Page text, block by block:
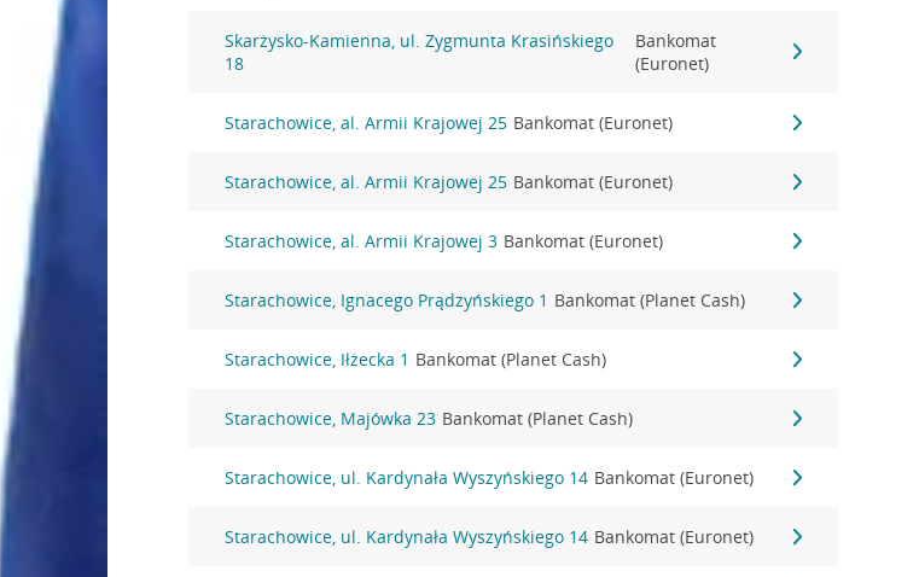
Skarżysko-Kamienna, ul. Zygmunta Krasińskiego
18
Bankomat
(Euronet)
Starachowice, al. Armii Krajowej 25 Bankomat (Euronet)
Starachowice, al. Armii Krajowej 25 Bankomat (Euronet)
Starachowice, al. Armii Krajowej 3 Bankomat (Euronet)
Starachowice, Ignacego Prądzyńskiego 1 Bankomat (Planet Cash)
Starachowice, Iłżecka 1 Bankomat (Planet Cash)
Starachowice, Majówka 23 Bankomat (Planet Cash)
Starachowice, ul. Kardynała Wyszyńskiego 14 Bankomat (Euronet)
Starachowice, ul. Kardynała Wyszyńskiego 14 Bankomat (Euronet)